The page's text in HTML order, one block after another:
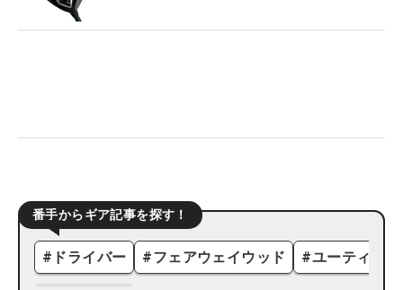
番手からギア記事を探す！
# ドライバー #フェアウェイウッド #ユーティリ